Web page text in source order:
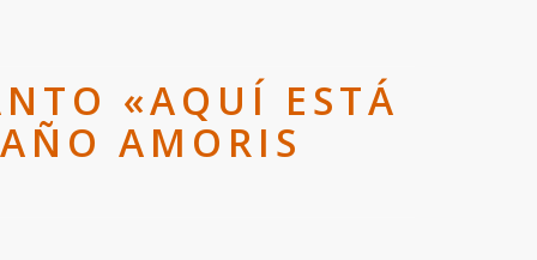
«AQUÍ ESTÁ
AMORIS